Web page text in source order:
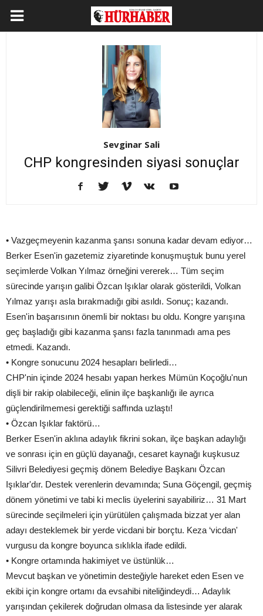
Sevginar Sali
CHP kongresinden siyasi sonuçlar
• Vazgeçmeyenin kazanma şansı sonuna kadar devam ediyor…
Berker Esen'in gazetemiz ziyaretinde konuşmuştuk bunu yerel
seçimlerde Volkan Yılmaz örneğini vererek… Tüm seçim
sürecinde yarışın galibi Özcan Işıklar olarak gösterildi, Volkan
Yılmaz yarışı asla bırakmadığı gibi asıldı. Sonuç; kazandı.
Esen'in başarısının önemli bir noktası bu oldu. Kongre yarışına
geç başladığı gibi kazanma şansı fazla tanınmadı ama pes
etmedi. Kazandı.
• Kongre sonucunu 2024 hesapları belirledi…
CHP'nin içinde 2024 hesabı yapan herkes Mümün Koçoğlu'nun
dişli bir rakip olabileceği, elinin ilçe başkanlığı ile ayrıca
güçlendirilmemesi gerektiği saffında uzlaştı!
• Özcan Işıklar faktörü…
Berker Esen'in aklına adaylık fikrini sokan, ilçe başkan adaylığı
ve sonrası için en güçlü dayanağı, cesaret kaynağı kuşkusuz
Silivri Belediyesi geçmiş dönem Belediye Başkanı Özcan
Işıklar'dır. Destek verenlerin devamında; Suna Göçengil, geçmiş
dönem yönetimi ve tabi ki meclis üyelerini sayabiliriz… 31 Mart
sürecinde seçilmeleri için yürütülen çalışmada bizzat yer alan
adayı desteklemek bir yerde vicdani bir borçtu. Keza ‘vicdan'
vurgusu da kongre boyunca sıklıkla ifade edildi.
• Kongre ortamında hakimiyet ve üstünlük…
Mevcut başkan ve yönetimin desteğiyle hareket eden Esen ve
ekibi için kongre ortamı da evsahibi niteliğindeydi… Adaylık
yarışından çekilerek doğrudan olmasa da listesinde yer alarak